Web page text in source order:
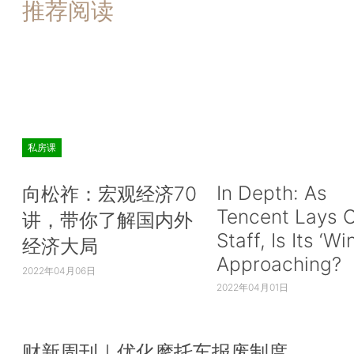
推荐阅读
私房课
向松祚：宏观经济70
讲，带你了解国内外
经济大局
2022年04月06日
In Depth: As
Tencent Lays
Staff, Is Its
Approaching?
2022年04月01日